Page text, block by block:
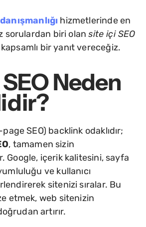
hizmetlerinde en
sorulardan biri olansite içi SEO
bir yanıt vereceğiz.
Neden
page SEO) backlink odaklıdır;
, tamamen sizin
Google, içerik kalitesini, sayfa
ve kullanıcı
sitenizi sıralar. Bu
etmek, web sitenizin
artırır.